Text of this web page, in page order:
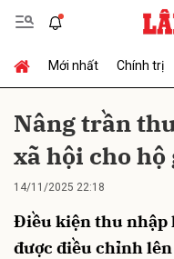
Mới nhất Chính trị
Nâng trần
xã hội cho
14/11/2025 22:18
Điều kiện thu nhập
được điều chỉnh
Gửi bình luận